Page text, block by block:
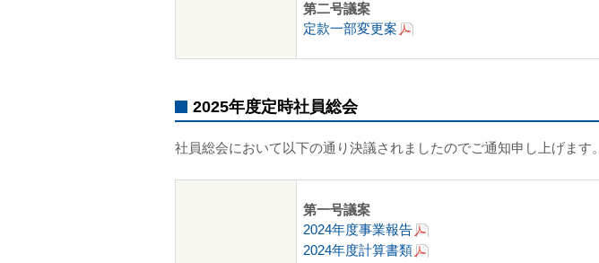
第二号議案
定款一部変更案
2025年度定時社員総会
社員総会において以下の通り決議されましたのでご通知申し上げます。
第一号議案
2024年度事業報告
2024年度計算書類